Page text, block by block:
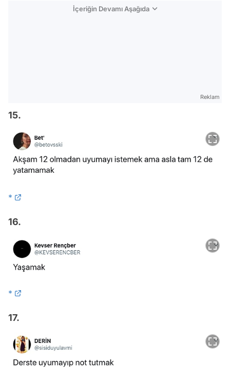
İçeriğin Devamı Aşağıda
Reklam
15.
*
16.
*
17.